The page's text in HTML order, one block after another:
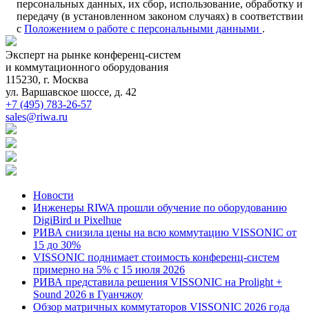
персональных данных, их сбор, использование, обработку и
передачу (в установленном законом случаях) в соответствии
с Положением о работе с персональными данными .
Эксперт на рынке конференц-систем
и коммутационного оборудования
115230, г. Москва
ул. Варшавское шоссе, д. 42
+7 (495) 783-26-57
sales@riwa.ru
Новости
Инженеры RIWA прошли обучение по оборудованию
DigiBird и Pixelhue
РИВА снизила цены на всю коммутацию VISSONIC от
15 до 30%
VISSONIC поднимает стоимость конференц-систем
примерно на 5% с 15 июля 2026
РИВА представила решения VISSONIC на Prolight +
Sound 2026 в Гуанчжоу
Обзор матричных коммутаторов VISSONIC 2026 года